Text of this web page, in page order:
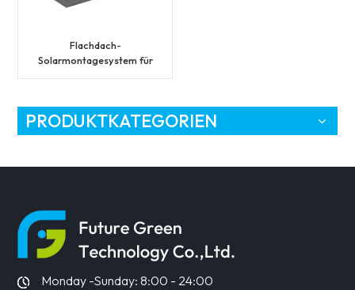
Flachdach-
Solarmontagesystem für
PRODUKTKATEGORIEN
Monday -Sunday: 8:00 - 24:00